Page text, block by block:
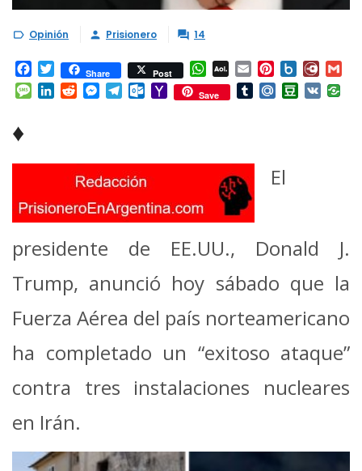
 Opinión  Prisionero  14
Facebook
TwitterShare Post WhatsApp
AOL
Mail
Email Pinterest
Box.net
Message
LinkedIn
RedditMessenger
Telegram
Outlook.com
Yahoo
Mail
Save TumblrMail.RuDouban
VK
♦
El
presidente de EE.UU., Donald J.
Trump, anunció hoy sábado que la
Fuerza Aérea del país norteamericano
ha completado un “exitoso ataque”
contra tres instalaciones nucleares
en Irán.